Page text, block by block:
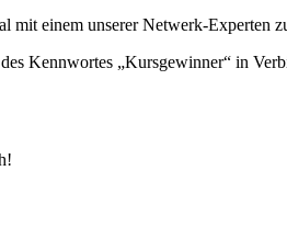
mit einem unserer Netwerk-Experten
Kennwortes „Kursgewinner“ in